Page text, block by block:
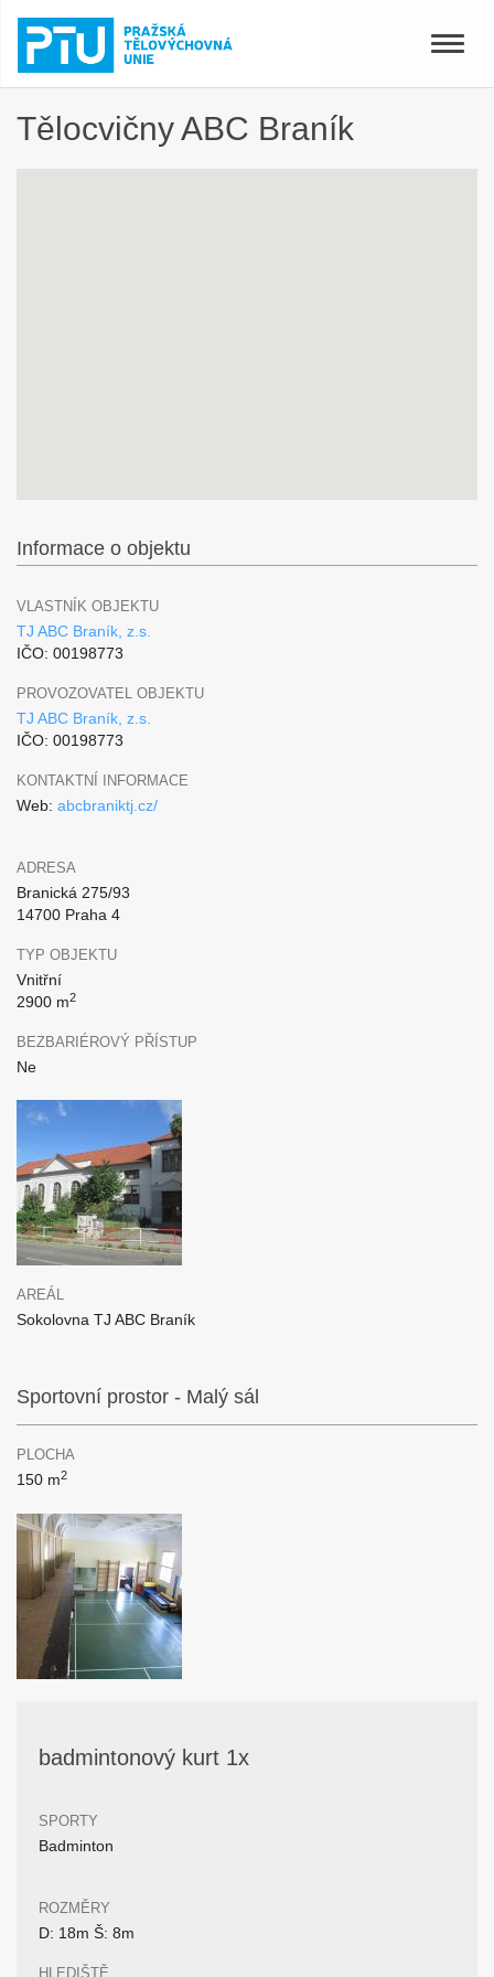
Toggle
Tělocvičny ABC Braník
Informace o objektu
VLASTNÍK OBJEKTU
TJ ABC Braník, z.s.
IČO: 00198773
PROVOZOVATEL OBJEKTU
TJ ABC Braník, z.s.
IČO: 00198773
KONTAKTNÍ INFORMACE
Web: abcbraniktj.cz/
ADRESA
Branická 275/93
14700 Praha 4
TYP OBJEKTU
Vnitřní
2900 m2
BEZBARIÉROVÝ PŘÍSTUP
Ne
AREÁL
Sokolovna TJ ABC Braník
Sportovní prostor - Malý sál
PLOCHA
150 m2
badmintonový kurt 1x
SPORTY
Badminton
ROZMĚRY
D: 18m Š: 8m
HLEDIŠTĚ